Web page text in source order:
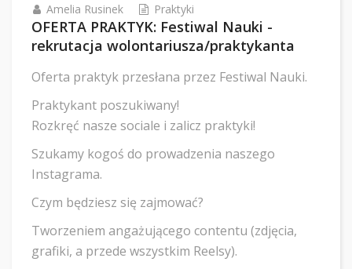
Amelia Rusinek Praktyki
OFERTA PRAKTYK: Festiwal Nauki -
rekrutacja wolontariusza/praktykanta
Oferta praktyk przesłana przez Festiwal Nauki.
Praktykant poszukiwany!
Rozkręć nasze sociale i zalicz praktyki!
Szukamy kogoś do prowadzenia naszego
Instagrama.
Czym będziesz się zajmować?
Tworzeniem angażującego contentu (zdjęcia,
grafiki, a przede wszystkim Reelsy).